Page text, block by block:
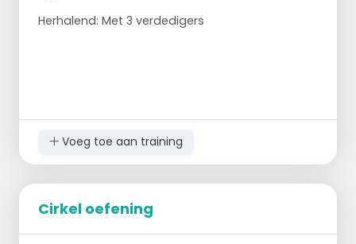
Herhalend: Met 3 verdedigers
Voeg toe aan training
Cirkel oefening